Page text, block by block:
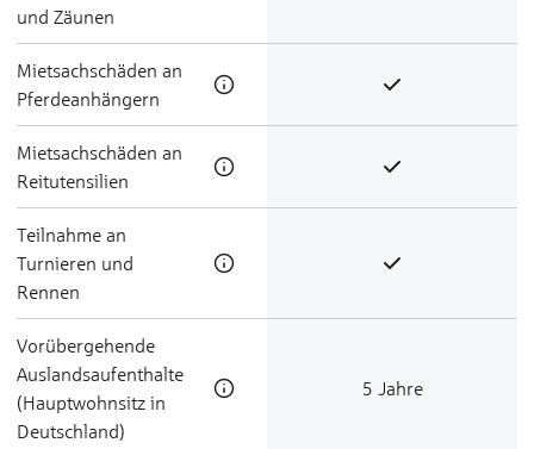
und Zäunen
Miet­sach­schä­den an
Pfer­de­an­hän­gern
Miet­sach­schä­den an
Reit­u­ten­silien
Teilnahme an
Turnieren und
Rennen
Vorübergehende
Auslandsaufenthalte
(Hauptwohnsitz in
Deutschland)
5 Jahre